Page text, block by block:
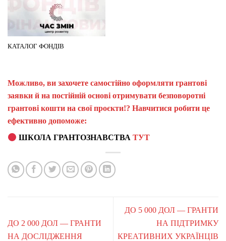
КАТАЛОГ ФОНДІВ
Можливо, ви захочете самостійно оформляти грантові
заявки й на постійній основі отримувати безповоротні
грантові кошти на свої проєкти!? Навчитися робити це
ефективно допоможе:
ШКОЛА ГРАНТОЗНАВСТВАТУТ
ДО 2 000 ДОЛ — ГРАНТИ
НА ДОСЛІДЖЕННЯ
ДО 5 000 ДОЛ — ГРАНТИ
НА ПІДТРИМКУ
КРЕАТИВНИХ УКРАЇНЦІВ